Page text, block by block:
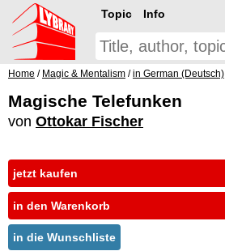
Topic Info
Home / Magic & Mentalism /in German (Deutsch)
Magische Telefunken
von Ottokar Fischer
jetzt kaufen
in den Warenkorb
in die Wunschliste